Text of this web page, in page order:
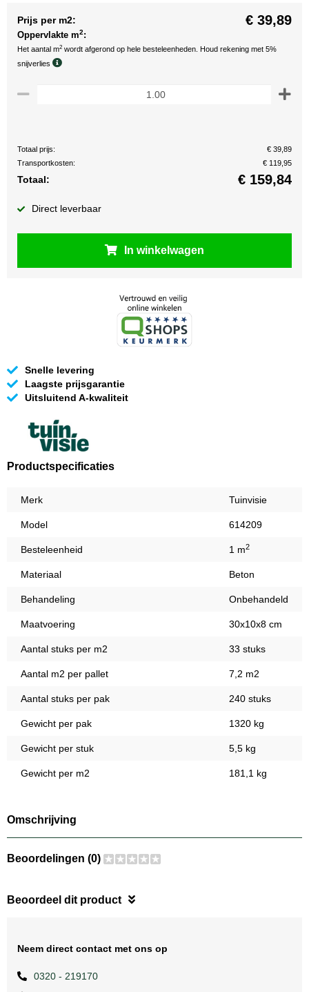
Prijs per m2: € 39,89
Oppervlakte m2:
Het aantal m2 wordt afgerond op hele besteleenheden. Houd rekening met 5%
snijverlies
Totaal prijs:
€ 39,89
Transportkosten:
€ 119,95
Totaal: € 159,84
Direct leverbaar
In winkelwagen
Snelle levering
Laagste prijsgarantie
Uitsluitend A-kwaliteit
Productspecificaties
Merk Tuinvisie
Model 614209
Besteleenheid 1 m2
Materiaal Beton
Behandeling Onbehandeld
Maatvoering 30x10x8 cm
Aantal stuks per m2 33 stuks
Aantal m2 per pallet 7,2 m2
Aantal stuks per pak 240 stuks
Gewicht per pak 1320 kg
Gewicht per stuk 5,5 kg
Gewicht per m2 181,1 kg
Omschrijving
Beoordelingen (0)
Beoordeel dit product
Neem direct contact met ons op
0320 - 219170